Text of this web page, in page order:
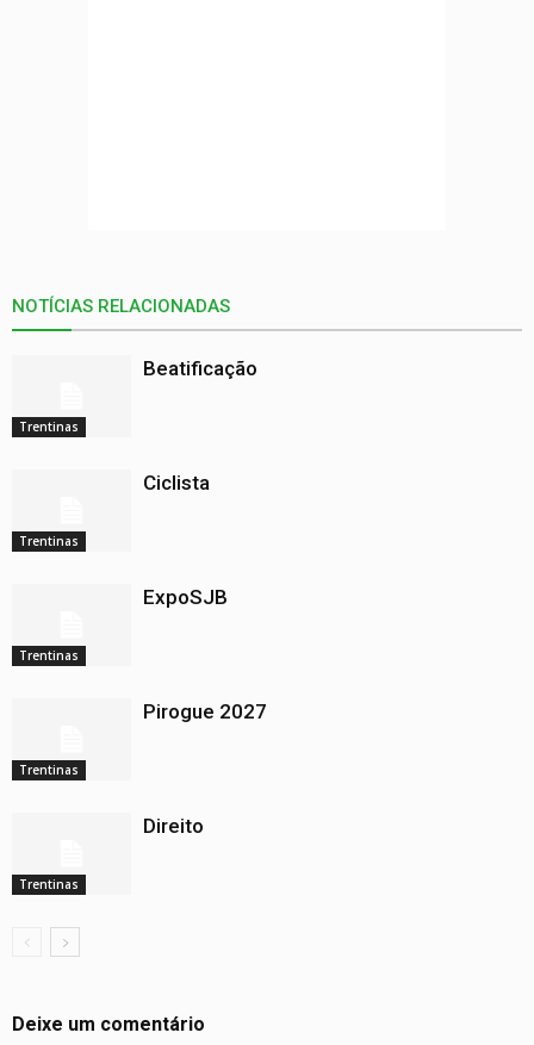
NOTÍCIAS RELACIONADAS
Trentinas
Beatificação
Trentinas
Ciclista
Trentinas
ExpoSJB
Trentinas
Pirogue 2027
Trentinas
Direito
Deixe um comentário